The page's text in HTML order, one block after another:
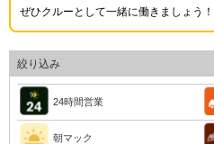
ぜひクルーとして一緒に働きましょう！
絞り込み
24時間営業
朝マック